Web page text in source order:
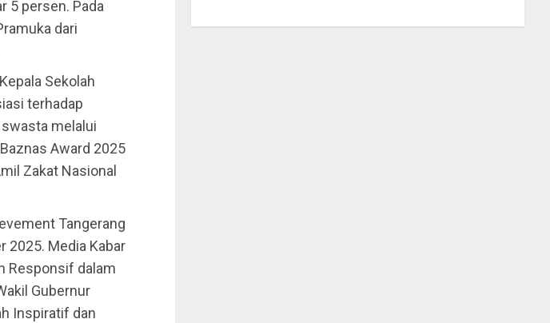
5 persen. Pada
dari
Sekolah
terhadap
melalui
Award 2025
Zakat Nasional
Tangerang
2025. Media Kabar
Responsif dalam
Gubernur
Inspiratif dan